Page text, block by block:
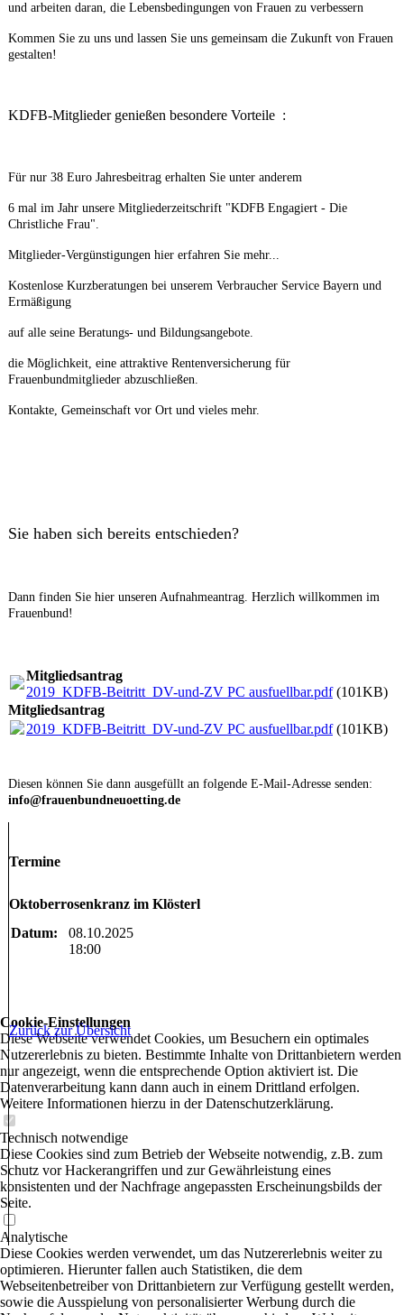
und arbeiten daran, die Lebensbedingungen von Frauen zu verbessern
Kommen Sie zu uns und lassen Sie uns gemeinsam die Zukunft von Frauen
gestalten!
KDFB-Mitglieder genießen besondere Vorteile :
Für nur 38 Euro Jahresbeitrag erhalten Sie unter anderem
6 mal im Jahr unsere Mitgliederzeitschrift "KDFB Engagiert - Die
Christliche Frau".
Mitglieder-Vergünstigungen hier erfahren Sie mehr...
Kostenlose Kurzberatungen bei unserem Verbraucher Service Bayern und
Ermäßigung
auf alle seine Beratungs- und Bildungsangebote.
die Möglichkeit, eine attraktive Rentenversicherung für
Frauenbundmitglieder abzuschließen.
Kontakte, Gemeinschaft vor Ort und vieles mehr.
Sie haben sich bereits entschieden?
Dann finden Sie hier unseren Aufnahmeantrag. Herzlich willkommen im
Frauenbund!
Mitgliedsantrag
2019_KDFB-Beitritt_DV-und-ZV PC ausfuellbar.pdf(101KB)
Mitgliedsantrag
2019_KDFB-Beitritt_DV-und-ZV PC ausfuellbar.pdf(101KB)
Diesen können Sie dann ausgefüllt an folgende E-Mail-Adresse senden:
info@frauenbundneuoetting.de
Termine
Oktoberrosenkranz im Klösterl
Datum:
08.10.2025
18:00
Zurück zur Übersicht
Cookie-Einstellungen
Diese Webseite verwendet Cookies, um Besuchern ein optimales
Nutzererlebnis zu bieten. Bestimmte Inhalte von Drittanbietern werden
nur angezeigt, wenn die entsprechende Option aktiviert ist. Die
Datenverarbeitung kann dann auch in einem Drittland erfolgen.
Weitere Informationen hierzu in der Datenschutzerklärung.
Technisch notwendige
Diese Cookies sind zum Betrieb der Webseite notwendig, z.B. zum
Schutz vor Hackerangriffen und zur Gewährleistung eines
konsistenten und der Nachfrage angepassten Erscheinungsbilds der
Seite.
Analytische
Diese Cookies werden verwendet, um das Nutzererlebnis weiter zu
optimieren. Hierunter fallen auch Statistiken, die dem
Webseitenbetreiber von Drittanbietern zur Verfügung gestellt werden,
sowie die Ausspielung von personalisierter Werbung durch die